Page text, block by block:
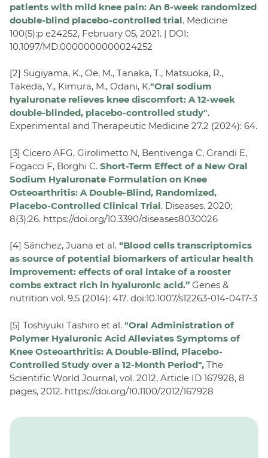
patients with mild knee pain: An 8-week randomized
double-blind placebo-controlled trial. Medicine
100(5):p e24252, February 05, 2021. | DOI:
10.1097/MD.0000000000024252
[2] Sugiyama, K., Oe, M., Tanaka, T., Matsuoka, R.,
Takeda, Y., Kimura, M., Odani, K."Oral sodium
hyaluronate relieves knee discomfort: A 12‑week
double‑blinded, placebo‑controlled study".
Experimental and Therapeutic Medicine 27.2 (2024): 64.
[3] Cicero AFG, Girolimetto N, Bentivenga C, Grandi E,
Fogacci F, Borghi C. Short-Term Effect of a New Oral
Sodium Hyaluronate Formulation on Knee
Osteoarthritis: A Double-Blind, Randomized,
Placebo-Controlled Clinical Trial. Diseases. 2020;
8(3):26. https://doi.org/10.3390/diseases8030026
[4] Sánchez, Juana et al. “Blood cells transcriptomics
as source of potential biomarkers of articular health
improvement: effects of oral intake of a rooster
combs extract rich in hyaluronic acid.” Genes &
nutrition vol. 9,5 (2014): 417. doi:10.1007/s12263-014-0417-3
[5] Toshiyuki Tashiro et al. "Oral Administration of
Polymer Hyaluronic Acid Alleviates Symptoms of
Knee Osteoarthritis: A Double-Blind, Placebo-
Controlled Study over a 12-Month Period", The
Scientific World Journal, vol. 2012, Article ID 167928, 8
pages, 2012. https://doi.org/10.1100/2012/167928